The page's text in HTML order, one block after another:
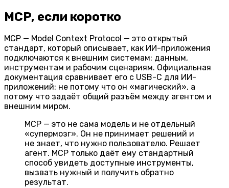
MCP, если коротко
MCP — Model Context Protocol — это открытый
стандарт, который описывает, как ИИ-приложения
подключаются к внешним системам: данным,
инструментам и рабочим сценариям. Официальная
документация сравнивает его с USB-C для ИИ-
приложений: не потому что он «магический», а
потому что задаёт общий разъём между агентом и
внешним миром.
MCP — это не сама модель и не отдельный
«супермозг». Он не принимает решений и
не знает, что нужно пользователю. Решает
агент. MCP только даёт ему стандартный
способ увидеть доступные инструменты,
вызвать нужный и получить обратно
результат.